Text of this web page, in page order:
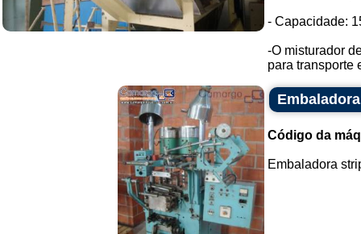
- Capacidade:
-O misturador
para transporte
Código da
Embaladora